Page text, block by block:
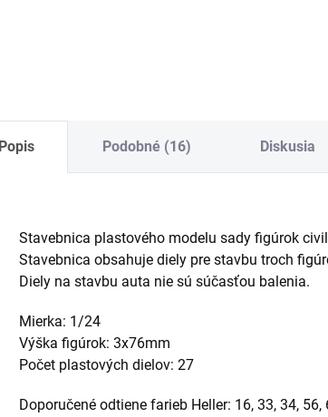
Popis Podobné (16) Diskusia
Stavebnica plastového modelu sady figúrok
Stavebnica obsahuje diely pre stavbu troch
Diely na stavbu auta nie sú súčasťou balenia.
Mierka: 1/24
Výška figúrok: 3x76mm
Počet plastových dielov: 27
Doporučené odtiene farieb Heller: 16, 33, 34, 56,